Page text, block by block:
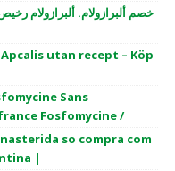
خصم ألبرازولام. ألبرازولام
utan recept – Köp
Sans
Fosfomycine /
so compra com
|